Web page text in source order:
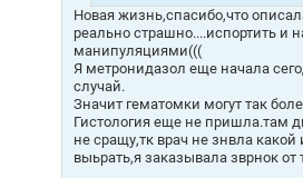
Новая жизнь,спасибо,что
реально страшно....испортить и
манипуляциями(((
Я метронидазол еще начала
случай.
Значит гематомки могут так
Гистология еще не пришла.там
не сращу,тк врач не знвла
выьрать,я заказывала зврнок от